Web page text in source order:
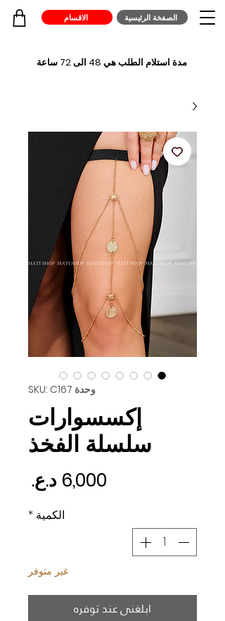
الصفخة الرئيسية الاقسام
مدة استلام الطلب هي 48 الى 72 ساعة
وحدة SKU: C167
إكسسوارات
سلسلة الفخذ
الكمية *
غير متوفر
ابلغني عند توفره